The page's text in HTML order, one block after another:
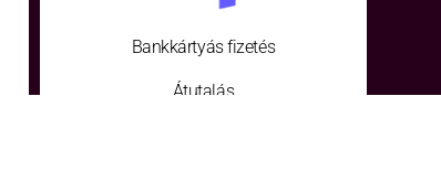
Bankkártyás fizetés
Átutalás